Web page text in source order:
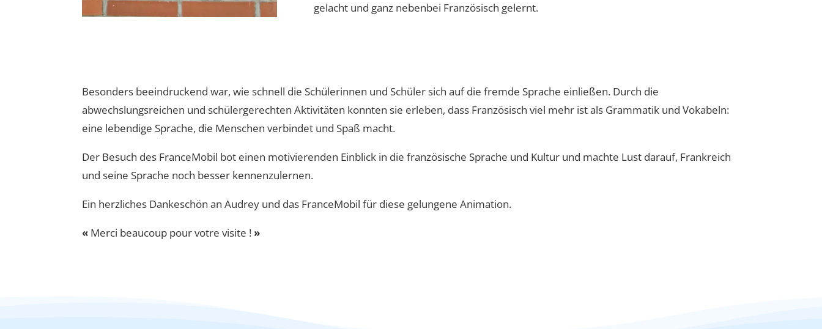
gelacht und ganz nebenbei Französisch gelernt.
Besonders beeindruckend war, wie schnell die Schülerinnen und Schüler sich auf die fremde Sprache einließen. Durch die
abwechslungsreichen und schülergerechten Aktivitäten konnten sie erleben, dass Französisch viel mehr ist als Grammatik und Vokabeln:
eine lebendige Sprache, die Menschen verbindet und Spaß macht.
Der Besuch des FranceMobil bot einen motivierenden Einblick in die französische Sprache und Kultur und machte Lust darauf, Frankreich
und seine Sprache noch besser kennenzulernen.
Ein herzliches Dankeschön an Audrey und das FranceMobil für diese gelungene Animation.
« Merci beaucoup pour votre visite ! »